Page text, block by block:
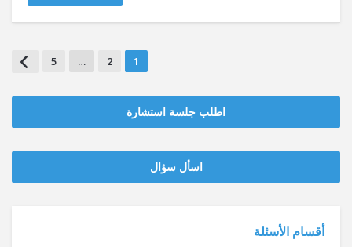
1
2
…
5
اطلب جلسة استشارة
‫‫اسأل سؤال
أقسام الأسئلة